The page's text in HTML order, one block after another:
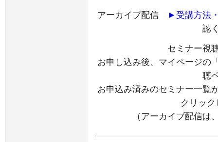
アーカイブ配信
►受講方法
認
セミナー視
お申し込み後、マイページの
聴
お申込み済みのセミナー一覧
クリッ
（アーカイブ配信は